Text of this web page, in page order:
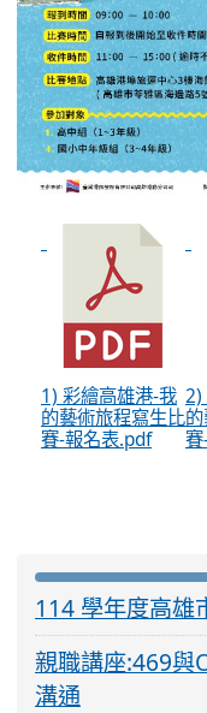
1) 彩繪高雄港-我
的藝術旅程寫生比
賽-報名表.pdf
2)
114 學年度高雄
親職講座:469與
溝通